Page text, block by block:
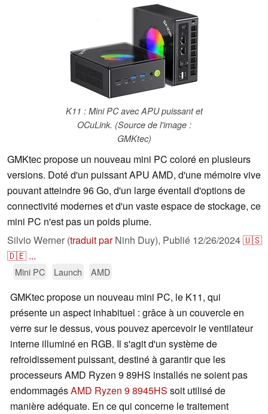
K11 : Mini PC avec APU puissant et
OCuLink. (Source de l'image :
GMKtec)
GMKtec propose un nouveau mini PC coloré en plusieurs
versions. Doté d'un puissant APU AMD, d'une mémoire vive
pouvant atteindre 96 Go, d'un large éventail d'options de
connectivité modernes et d'un vaste espace de stockage, ce
mini PC n'est pas un poids plume.
Silvio Werner (traduit parNinh Duy), Publié 12/26/2024🇺🇸
🇩🇪 ...
Mini PC Launch AMD
GMKtec propose un nouveau mini PC, le K11, qui
présente un aspect inhabituel : grâce à un couvercle en
verre sur le dessus, vous pouvez apercevoir le ventilateur
interne illuminé en RGB. Il s'agit d'un système de
refroidissement puissant, destiné à garantir que les
processeurs AMD Ryzen 9 89HS installés ne soient pas
endommagésAMD Ryzen 9 8945HS soit utilisé de
manière adéquate. En ce qui concerne le traitement